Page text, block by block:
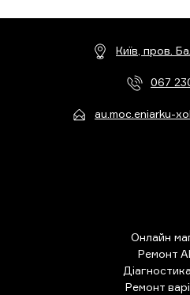
Київ, пров.
067
au.moc.eniarku-
Онлайн
Ремонт
Ремонт